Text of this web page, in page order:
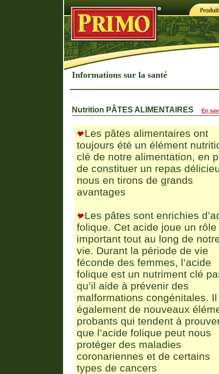
Informations sur la santé
Nutrition PÂTES ALIMENTAIRES En
Les pâtes alimentaires ont
toujours été un élément
clé de notre alimentation, en
de constituer un repas
nous en tirons de grands
avantages
Les pâtes sont enrichies
folique. Cet acide joue un rôle
important tout au long de
vie. Durant la période de vie
féconde des femmes, l’acide
folique est un nutriment clé
qu’il aide à prévenir des
malformations congénitales.
également de nouveaux
probants qui tendent à
que l’acide folique peut nous
protéger des maladies
coronariennes et de certains
types de cancers